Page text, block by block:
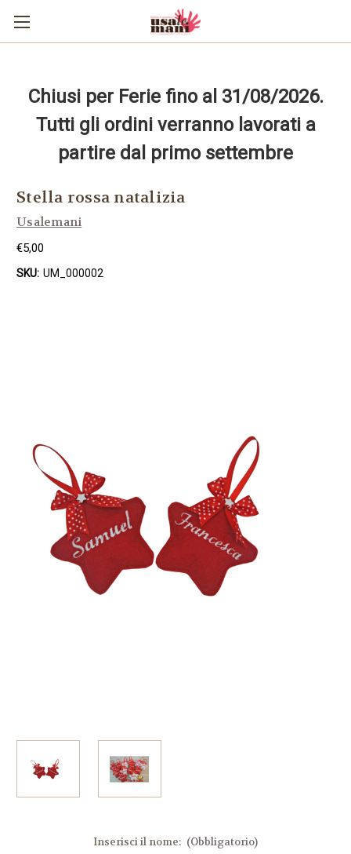
Chiusi per Ferie fino al 31/08/2026.
Tutti gli ordini verranno lavorati a
partire dal primo settembre
Stella rossa natalizia
Usalemani
€5,00
SKU: UM_000002
Inserisci il nome: (Obbligatorio)